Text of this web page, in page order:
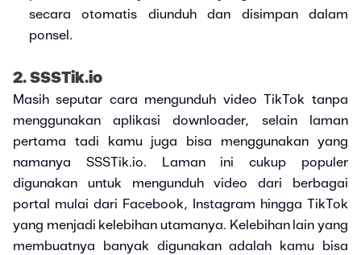
secara otomatis diunduh dan disimpan dalam
ponsel.
2. SSSTik.io
Masih seputar cara mengunduh video TikTok tanpa
menggunakan aplikasi downloader, selain laman
pertama tadi kamu juga bisa menggunakan yang
namanya SSSTik.io. Laman ini cukup populer
digunakan untuk mengunduh video dari berbagai
portal mulai dari Facebook, Instagram hingga TikTok
yang menjadi kelebihan utamanya. Kelebihan lain yang
membuatnya banyak digunakan adalah kamu bisa